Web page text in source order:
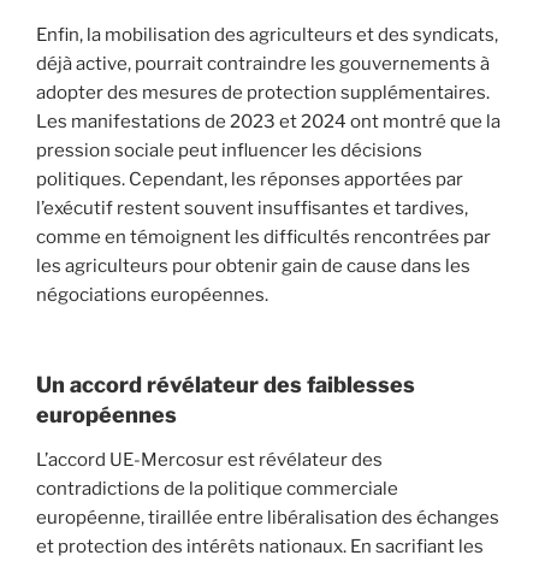
Enfin, la mobilisation des agriculteurs et des syndicats,
déjà active, pourrait contraindre les gouvernements à
adopter des mesures de protection supplémentaires.
Les manifestations de 2023 et 2024 ont montré que la
pression sociale peut influencer les décisions
politiques. Cependant, les réponses apportées par
l’exécutif restent souvent insuffisantes et tardives,
comme en témoignent les difficultés rencontrées par
les agriculteurs pour obtenir gain de cause dans les
négociations européennes.
Un accord révélateur des faiblesses
européennes
L’accord UE-Mercosur est révélateur des
contradictions de la politique commerciale
européenne, tiraillée entre libéralisation des échanges
et protection des intérêts nationaux. En sacrifiant les